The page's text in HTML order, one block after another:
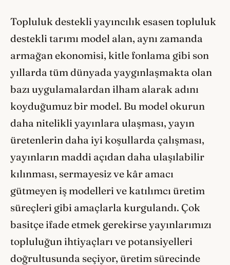
Topluluk destekli yayıncılık esasen topluluk
destekli tarımı model alan, aynı zamanda
armağan ekonomisi, kitle fonlama gibi son
yıllarda tüm dünyada yaygınlaşmakta olan
bazı uygulamalardan ilham alarak adını
koyduğumuz bir model. Bu model okurun
daha nitelikli yayınlara ulaşması, yayın
üretenlerin daha iyi koşullarda çalışması,
yayınların maddi açıdan daha ulaşılabilir
kılınması, sermayesiz ve kâr amacı
gütmeyen iş modelleri ve katılımcı üretim
süreçleri gibi amaçlarla kurgulandı. Çok
basitçe ifade etmek gerekirse yayınlarımızı
topluluğun ihtiyaçları ve potansiyelleri
doğrultusunda seçiyor, üretim sürecinde